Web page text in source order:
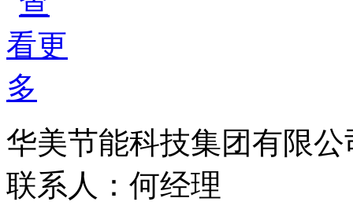
华美节能科技集团有限公
联系人：何经理